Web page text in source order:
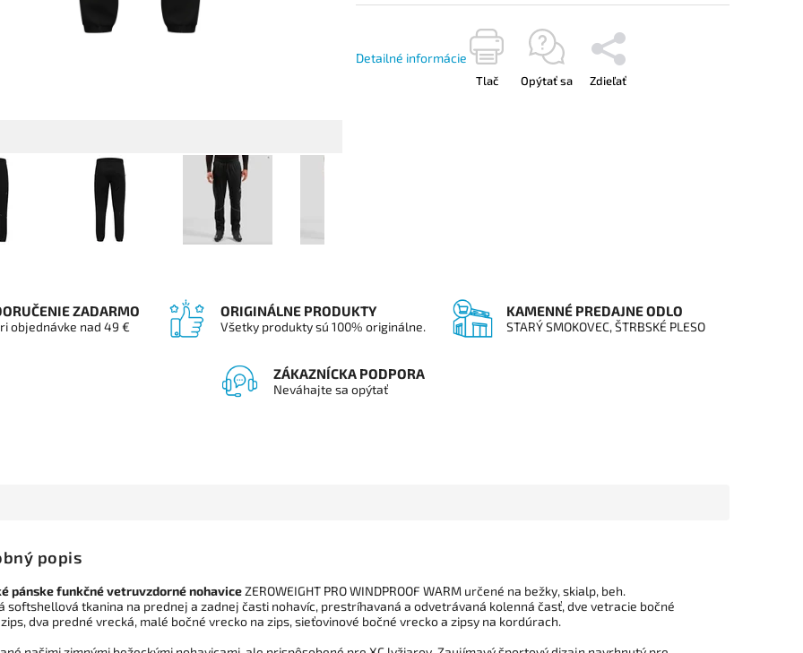
Detailné informácie
Tlač Opýtať sa Zdieľať
ZADARMO
objednávke nad 49 €
ORIGINÁLNE PRODUKTY
Všetky produkty sú 100% originálne.
KAMENNÉ PREDAJNE ODLO
STARÝ SMOKOVEC, ŠTRBSKÉ PLESO
ZÁKAZNÍCKA PODPORA
Neváhajte sa opýtať
popis
pánske funkčné vetruvzdorné nohaviceZEROWEIGHT PRO WINDPROOF WARM určené na bežky, skialp, beh.
softshellová tkanina na prednej a zadnej časti nohavíc, prestríhavaná a odvetrávaná kolenná časť, dve vetracie bočné
dva predné vrecká, malé bočné vrecko na zips, sieťovinové bočné vrecko a zipsy na kordúrach.